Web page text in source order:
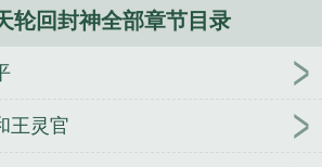
神有女主吗
我在诸天轮回封神起
封神txt 我在诸天万界归来
我在诸天轮回封神 百度百科
封神 封七月
我在诸天轮回封神
轮回封神全部章节目录
王灵官